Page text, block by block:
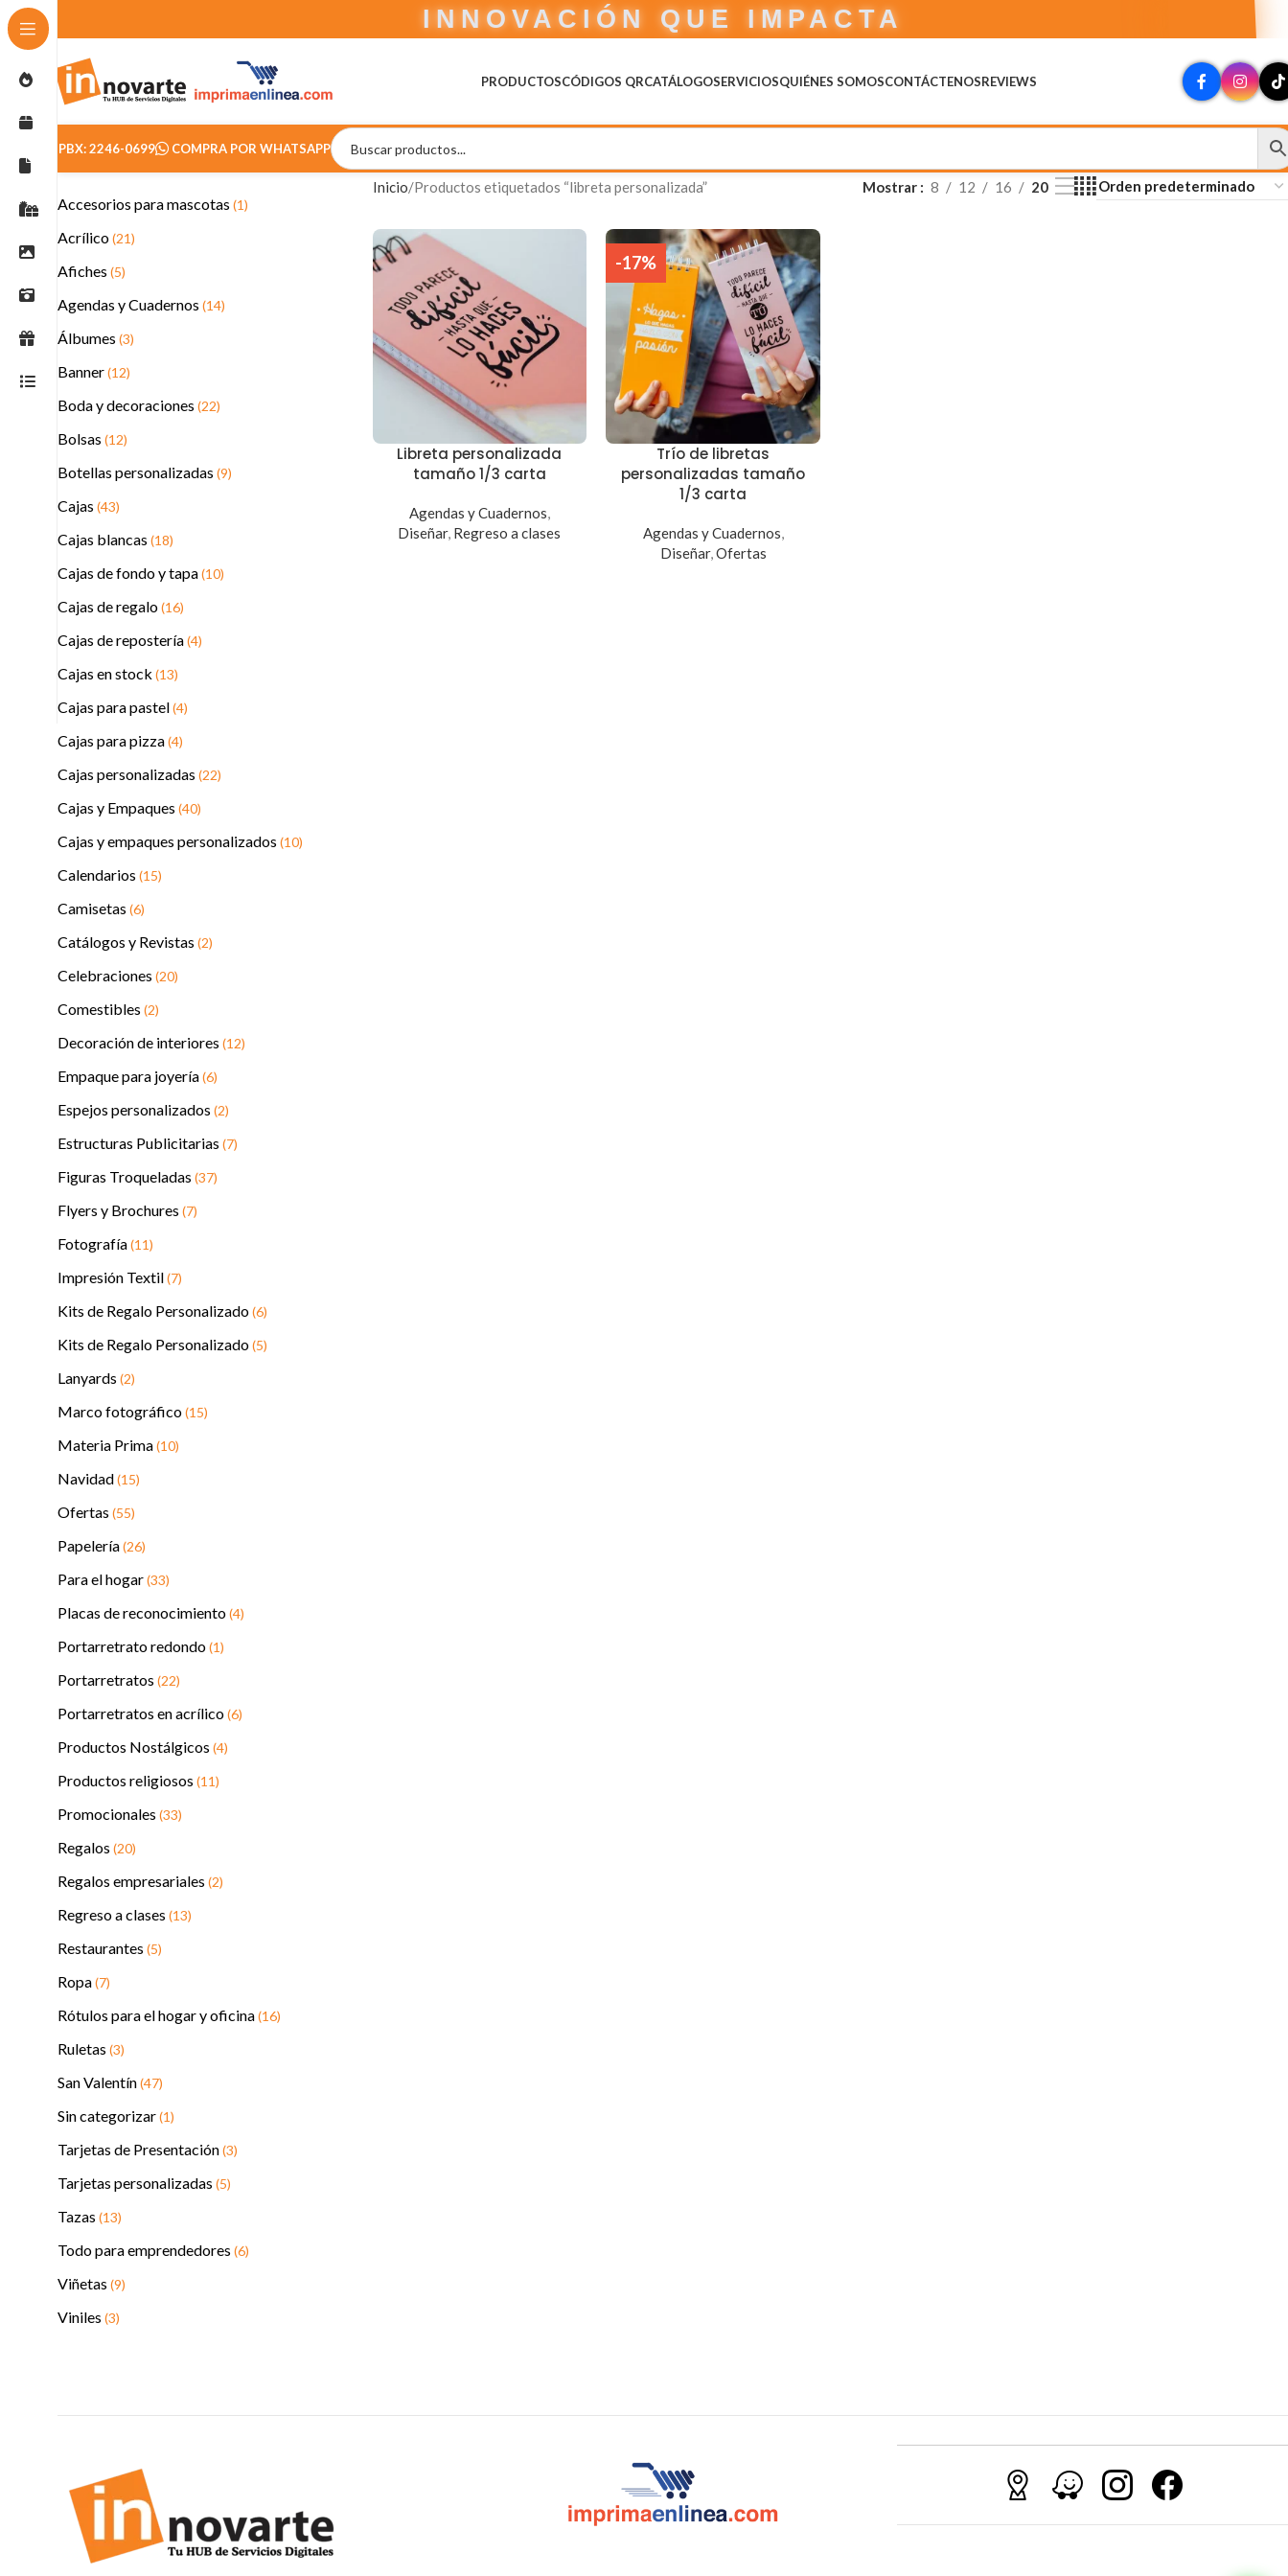
INNOVACIÓN QUE IMPACTA
PRODUCTOSCÓDIGOS QRCATÁLOGOSERVICIOSQUIÉNES SOMOSCONTÁCTENOSREVIEWS
PBX: 2246-0699 COMPRA POR WHATSAPP
Accesorios para mascotas (1)
Acrílico(21)
Afiches (5)
Agendas y Cuadernos (14)
Álbumes (3)
Banner(12)
Boda y decoraciones (22)
Bolsas (12)
Botellas personalizadas (9)
Cajas (43)
Cajas blancas (18)
Cajas de fondo y tapa(10)
Cajas de regalo(16)
Cajas de repostería(4)
Cajas en stock (13)
Cajas para pastel(4)
Cajas para pizza(4)
Cajas personalizadas (22)
Cajas y Empaques (40)
Cajas y empaques personalizados (10)
Calendarios (15)
Camisetas (6)
Catálogos y Revistas (2)
Celebraciones (20)
Comestibles (2)
Decoración de interiores (12)
Empaque para joyería(6)
Espejos personalizados (2)
Estructuras Publicitarias (7)
Figuras Troqueladas (37)
Flyers y Brochures (7)
Fotografía(11)
Impresión Textil(7)
Kits de Regalo Personalizado(6)
Kits de Regalo Personalizado(5)
Lanyards (2)
Marco fotográfico(15)
Materia Prima(10)
Navidad(15)
Ofertas (55)
Papelería(26)
Para el hogar(33)
Placas de reconocimiento(4)
Portarretrato redondo(1)
Portarretratos (22)
Portarretratos en acrílico(6)
Productos Nostálgicos (4)
Productos religiosos (11)
Promocionales (33)
Regalos (20)
Regalos empresariales (2)
Regreso a clases (13)
Restaurantes (5)
Ropa(7)
Rótulos para el hogar y oficina(16)
Ruletas (3)
San Valentín(47)
Sin categorizar(1)
Tarjetas de Presentación(3)
Tarjetas personalizadas (5)
Tazas (13)
Todo para emprendedores (6)
Viñetas (9)
Viniles (3)
Inicio Productos etiquetados “libreta personalizada” Mostrar 8 12 16 20
Libreta personalizada
tamaño 1/3 carta
Agendas y Cuadernos,
Diseñar, Regreso a clases
-17%
Trío de libretas
personalizadas tamaño
1/3 carta
Agendas y Cuadernos,
Diseñar,Ofertas